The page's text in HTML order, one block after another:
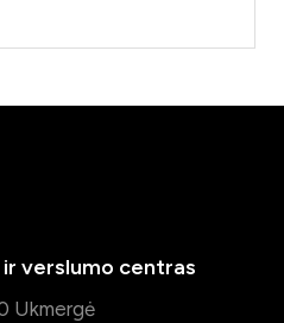
verslumo centras
Ukmergė